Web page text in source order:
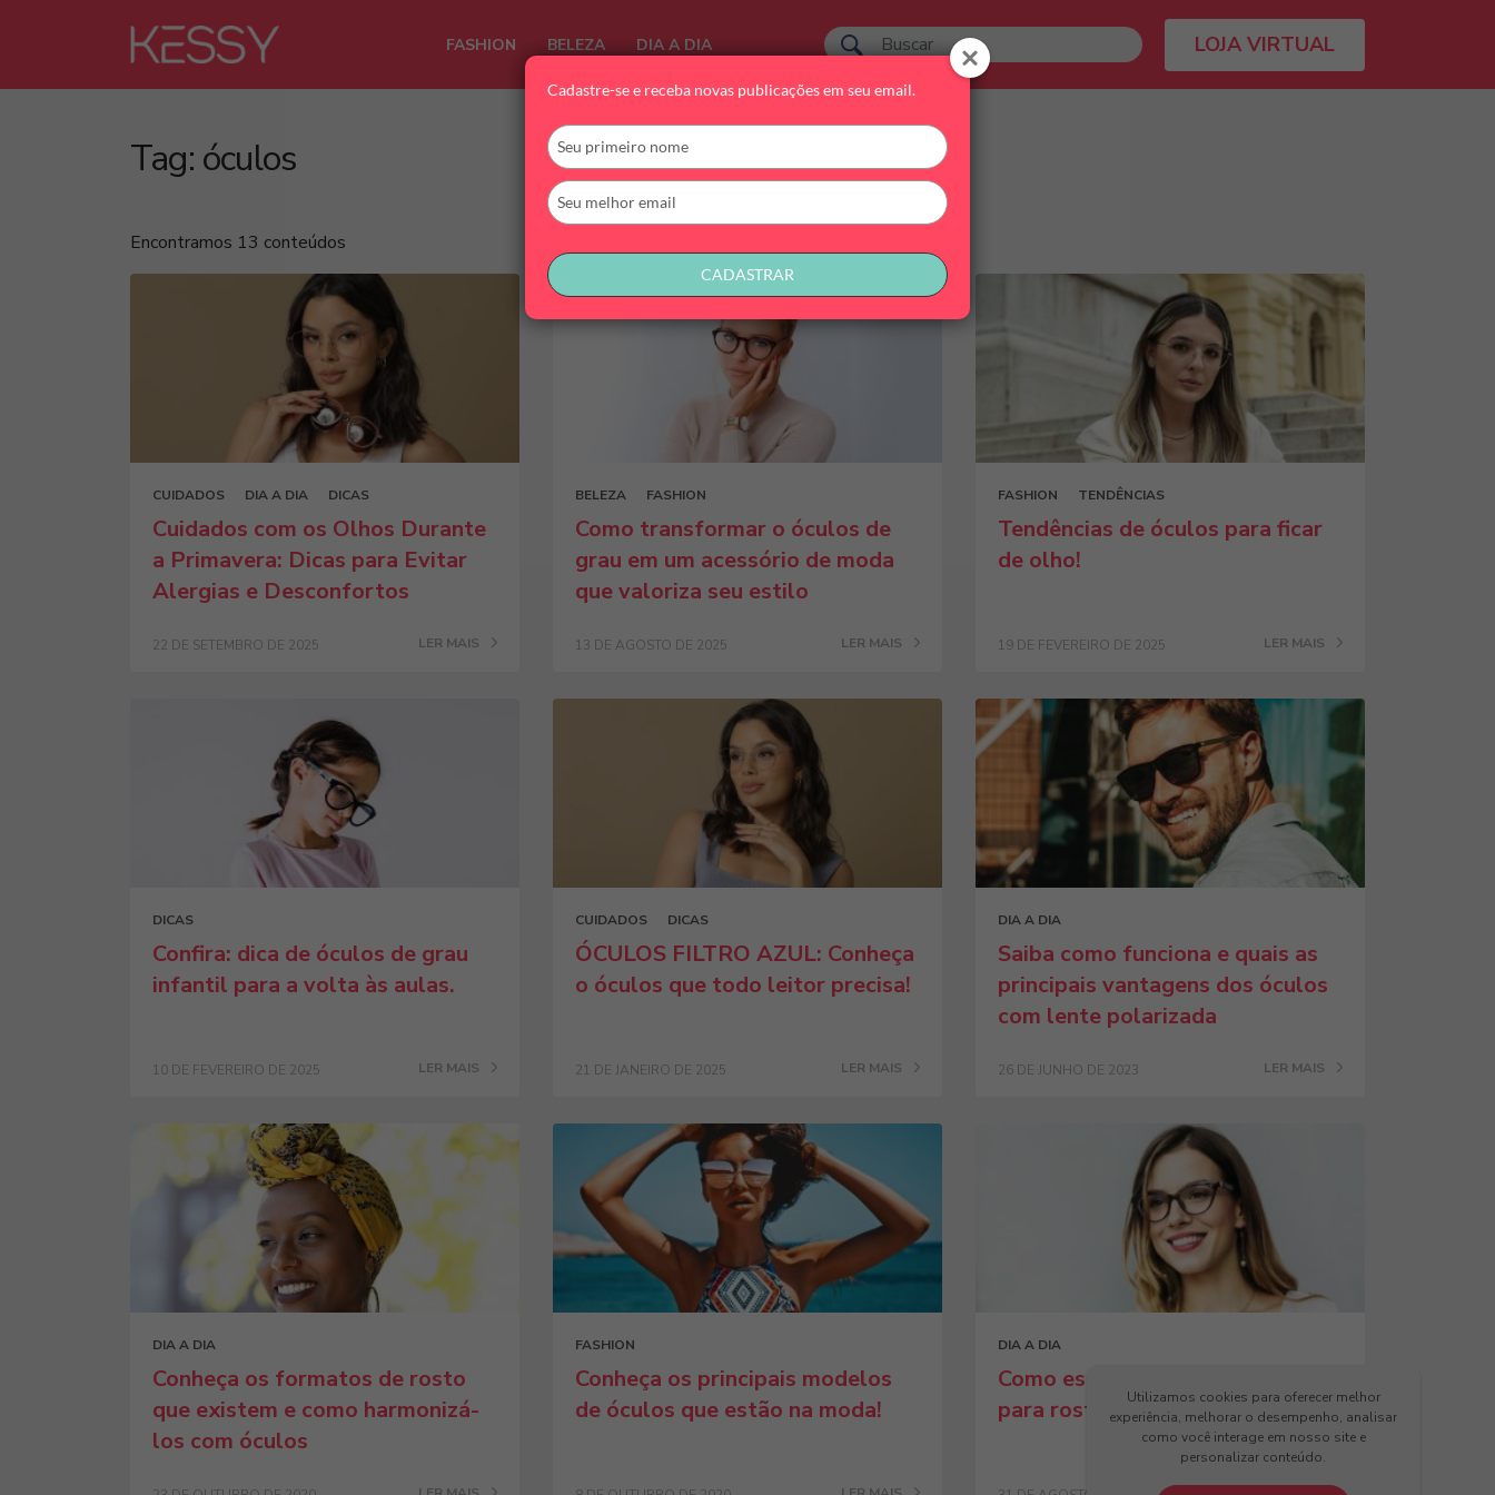
FASHION BELEZA DIA A DIA LOJA VIRTUAL
Tag: óculos
Encontramos 13 conteúdos
CUIDADOS DIA A DIA DICAS
Cuidados com os Olhos Durante
a Primavera: Dicas para Evitar
Alergias e Desconfortos
22 DE SETEMBRO DE 2025 LER MAIS
BELEZA FASHION
Como transformar o óculos de
grau em um acessório de moda
que valoriza seu estilo
13 DE AGOSTO DE 2025 LER MAIS
FASHION TENDÊNCIAS
Tendências de óculos para ficar
de olho!
19 DE FEVEREIRO DE 2025 LER MAIS
DICAS
Confira: dica de óculos de grau
infantil para a volta às aulas.
10 DE FEVEREIRO DE 2025 LER MAIS
CUIDADOS DICAS
ÓCULOS FILTRO AZUL: Conheça
o óculos que todo leitor precisa!
21 DE JANEIRO DE 2025 LER MAIS
DIA A DIA
Saiba como funciona e quais as
principais vantagens dos óculos
com lente polarizada
26 DE JUNHO DE 2023 LER MAIS
DIA A DIA
Conheça os formatos de rosto
que existem e como harmonizá-
los com óculos
FASHION
Conheça os principais modelos
de óculos que estão na moda!
DIA A DIA
Como escolher óculos de grau
para rosto oval?Utilizamos cookies para oferecer melhor
experiência, melhorar o desempenho, analisar
como você interage em nosso site e
personalizar conteúdo.
Cadastre-se e receba novas publicações em seu email.
Digite
seu
nome
Digite
seu
CADASTRAR